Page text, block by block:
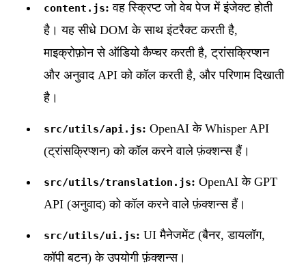
content.js: वह स्क्रिप्ट जो वेब पेज में इंजेक्ट होती
है। यह सीधे DOM के साथ इंटरैक्ट करती है,
माइक्रोफ़ोन से ऑडियो कैप्चर करती है, ट्रांसक्रिप्शन
और अनुवाद API को कॉल करती है, और परिणाम दिखाती
है।
src/utils/api.js: OpenAI के Whisper API
(ट्रांसक्रिप्शन) को कॉल करने वाले फ़ंक्शन्स हैं।
src/utils/translation.js: OpenAI के GPT
API (अनुवाद) को कॉल करने वाले फ़ंक्शन्स हैं।
src/utils/ui.js: UI मैनेजमेंट (बैनर, डायलॉग,
कॉपी बटन) के उपयोगी फ़ंक्शन्स।